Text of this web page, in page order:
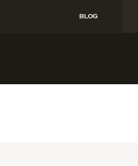
BLOG